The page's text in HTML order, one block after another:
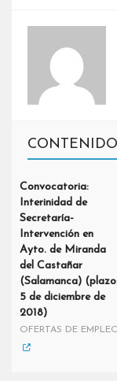
Convocatoria:
Interinidad de
Secretaría-
Intervención en
Ayto. de Miranda
del Castañar
(Salamanca)
5 de diciembre de
2018)
OFERTAS DE